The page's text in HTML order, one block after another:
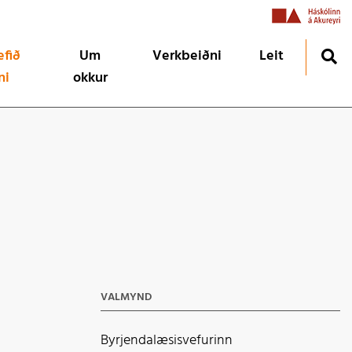
Um
okkur
Verkbeiðni Leit
VALMYND
Byrjendalæsisvefurinn